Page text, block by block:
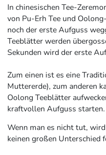
In chinesischen Tee-
von Pu-Erh Tee und
noch der erste Aufguss
Teeblätter werden
Sekunden wird der erste
Zum einen ist es eine
Muttererde), zum anderen
Oolong Teeblätter
kraftvollen Aufguss starten.
Wenn man es nicht tut,
keinen großen Unterschied